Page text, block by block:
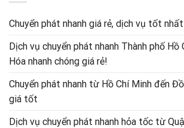
Chuyển phát nhanh giá rẻ, dịch vụ tốt
Dịch vụ chuyển phát nhanh Thành phố Hồ
Hóa nhanh chóng giá rẻ!
Chuyển phát nhanh từ Hồ Chí Minh đến
giá tốt
Dịch vụ chuyển phát nhanh hỏa tốc từ